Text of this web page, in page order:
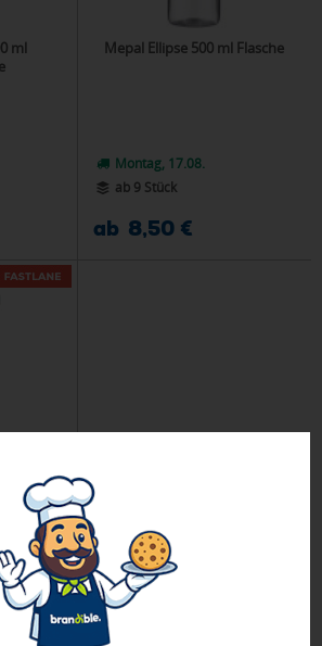
ml
Mepal Ellipse 500 ml Flasche
Montag, 17.08.
ab 9 Stück
ab 8,50 €